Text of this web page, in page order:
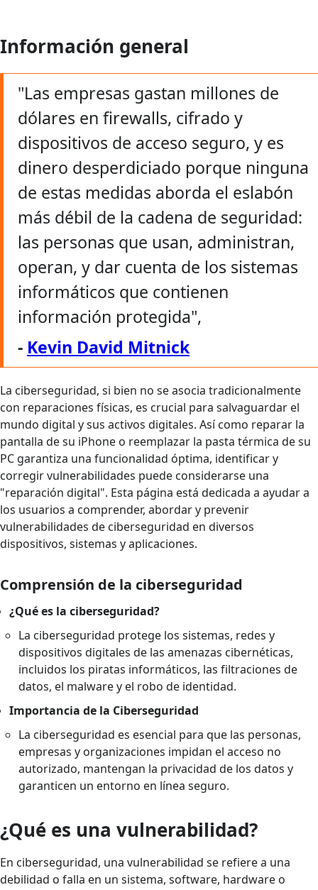
Información general
"Las empresas gastan millones de
dólares en firewalls, cifrado y
dispositivos de acceso seguro, y es
dinero desperdiciado porque ninguna
de estas medidas aborda el eslabón
más débil de la cadena de seguridad:
las personas que usan, administran,
operan, y dar cuenta de los sistemas
informáticos que contienen
información protegida",
- Kevin David Mitnick
La ciberseguridad, si bien no se asocia tradicionalmente
con reparaciones físicas, es crucial para salvaguardar el
mundo digital y sus activos digitales. Así como reparar la
pantalla de su iPhone o reemplazar la pasta térmica de su
PC garantiza una funcionalidad óptima, identificar y
corregir vulnerabilidades puede considerarse una
"reparación digital". Esta página está dedicada a ayudar a
los usuarios a comprender, abordar y prevenir
vulnerabilidades de ciberseguridad en diversos
dispositivos, sistemas y aplicaciones.
Comprensión de la ciberseguridad
¿Qué es la ciberseguridad?
La ciberseguridad protege los sistemas, redes y
dispositivos digitales de las amenazas cibernéticas,
incluidos los piratas informáticos, las filtraciones de
datos, el malware y el robo de identidad.
Importancia de la Ciberseguridad
La ciberseguridad es esencial para que las personas,
empresas y organizaciones impidan el acceso no
autorizado, mantengan la privacidad de los datos y
garanticen un entorno en línea seguro.
¿Qué es una vulnerabilidad?
En ciberseguridad, una vulnerabilidad se refiere a una
debilidad o falla en un sistema, software, hardware o